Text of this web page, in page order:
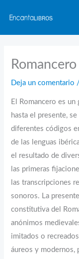
contenido
Romancero
Deja un comentario /
El Romancero es
hasta el presente,
diferentes códigos
de las lenguas
el resultado de
las primeras
las transcripciones
sonoros. La
constitutiva del
anónimos
imitados o
áureos y modernos,